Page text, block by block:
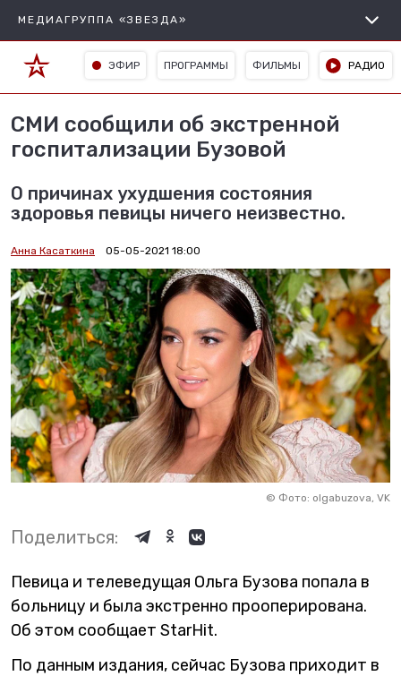
МЕДИАГРУППА «ЗВЕЗДА»
ЭФИР ПРОГРАММЫ ФИЛЬМЫ РАДИО
СМИ сообщили об экстренной
госпитализации Бузовой
О причинах ухудшения состояния
здоровья певицы ничего неизвестно.
Анна Касаткина 05-05-2021 18:00
© Фото: olgabuzova, VK
Поделиться:
Певица и телеведущая Ольга Бузова попала в
больницу и была экстренно прооперирована.
Об этом сообщает StarHit.
По данным издания, сейчас Бузова приходит в